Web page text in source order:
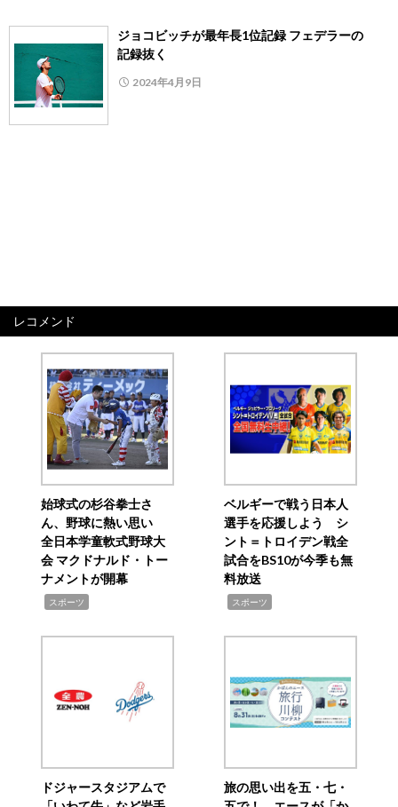
ジョコビッチが最年長1位記録 フェデラーの
記録抜く
2024年4月9日
レコメンド
始球式の杉谷拳士さ
ん、野球に熱い思い
全日本学童軟式野球大
会 マクドナルド・トー
ナメントが開幕
スポーツ
ベルギーで戦う日本人
選手を応援しよう シ
ント＝トロイデン戦全
試合をBS10が今季も無
料放送
スポーツ
ドジャースタジアムで
旅の思い出を五・七・